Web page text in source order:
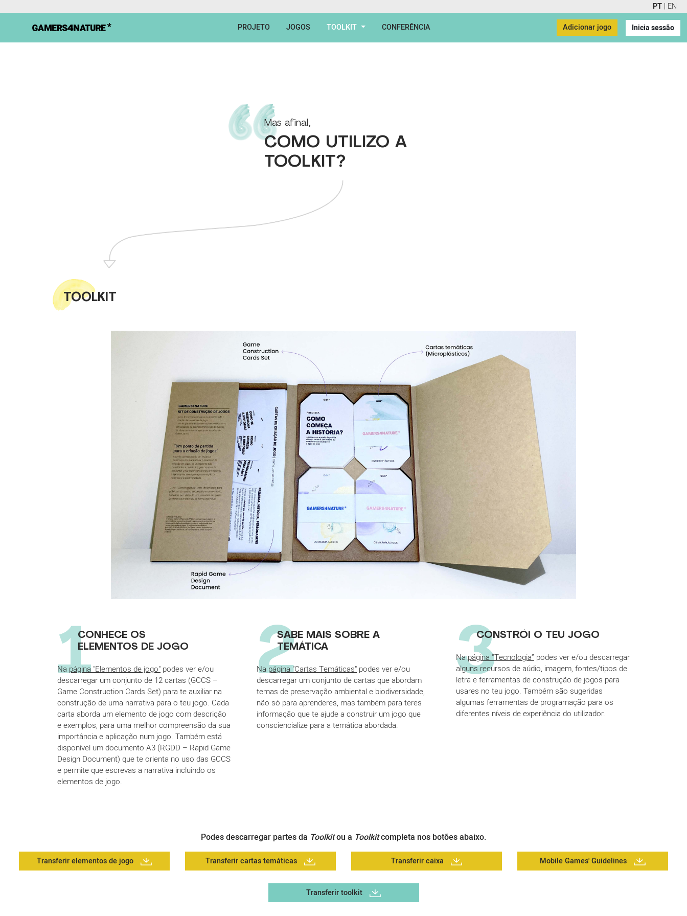
PT | EN
PROJETO
JOGOS TOOLKIT CONFERÊNCIA Adicionar jogo Inicia sessão
Mas afinal,
COMO UTILIZO A
TOOLKIT?
TOOLKIT
1CONHECE OS
ELEMENTOS DE JOGO
Na página "Elementos de jogo" podes ver e/ou
descarregar um conjunto de 12 cartas (GCCS –
Game Construction Cards Set) para te auxiliar na
construção de uma narrativa para o teu jogo. Cada
carta aborda um elemento de jogo com descrição
e exemplos, para uma melhor compreensão da sua
importância e aplicação num jogo. Também está
disponível um documento A3 (RGDD – Rapid Game
Design Document) que te orienta no uso das GCCS
e permite que escrevas a narrativa incluindo os
elementos de jogo.
2SABE MAIS SOBRE A
TEMÁTICA
Na página "Cartas Temáticas" podes ver e/ou
descarregar um conjunto de cartas que abordam
temas de preservação ambiental e biodiversidade,
não só para aprenderes, mas também para teres
informação que te ajude a construir um jogo que
consciencialize para a temática abordada.
3CONSTRÓI O TEU JOGO
Napágina “Tecnologia” podes ver e/ou descarregar
alguns recursos de aúdio, imagem, fontes/tipos de
letra e ferramentas de construção de jogos para
usares no teu jogo. Também são sugeridas
algumas ferramentas de programação para os
diferentes níveis de experiência do utilizador.
Podes descarregar partes da Toolkitou a Toolkitcompleta nos botões abaixo.
Transferir elementos de jogo Transferir cartas temáticas Transferir caixa Mobile Games' Guidelines
Transferir toolkit